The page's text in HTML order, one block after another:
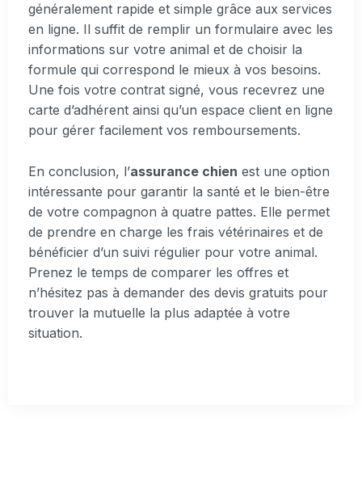
généralement rapide et simple grâce aux services
en ligne. Il suffit de remplir un formulaire avec les
informations sur votre animal et de choisir la
formule qui correspond le mieux à vos besoins.
Une fois votre contrat signé, vous recevrez une
carte d’adhérent ainsi qu’un espace client en ligne
pour gérer facilement vos remboursements.
En conclusion, l’assurance chien est une option
intéressante pour garantir la santé et le bien-être
de votre compagnon à quatre pattes. Elle permet
de prendre en charge les frais vétérinaires et de
bénéficier d’un suivi régulier pour votre animal.
Prenez le temps de comparer les offres et
n’hésitez pas à demander des devis gratuits pour
trouver la mutuelle la plus adaptée à votre
situation.